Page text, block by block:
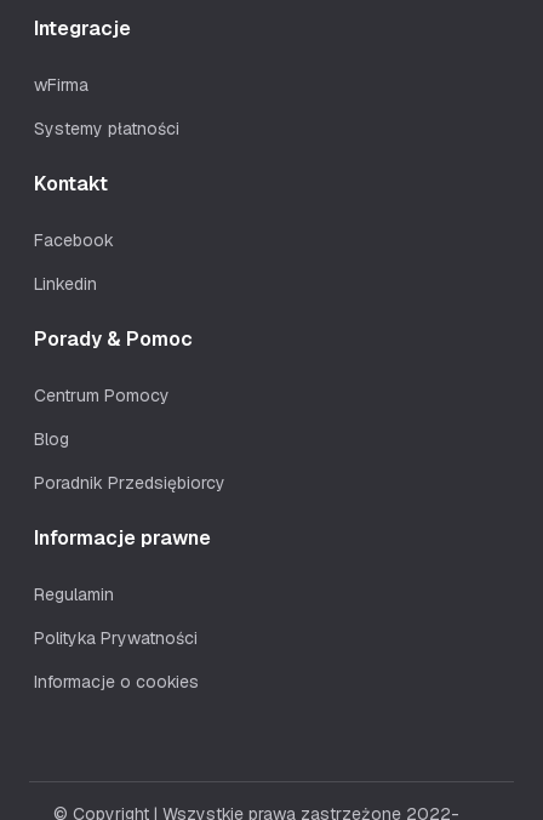
Integracje
wFirma
Systemy płatności
Kontakt
Facebook
Linkedin
Porady & Pomoc
Centrum Pomocy
Blog
Poradnik Przedsiębiorcy
Informacje prawne
Regulamin
Polityka Prywatności
Informacje o cookies
© Copyright | Wszystkie prawa zastrzeżone 2022-